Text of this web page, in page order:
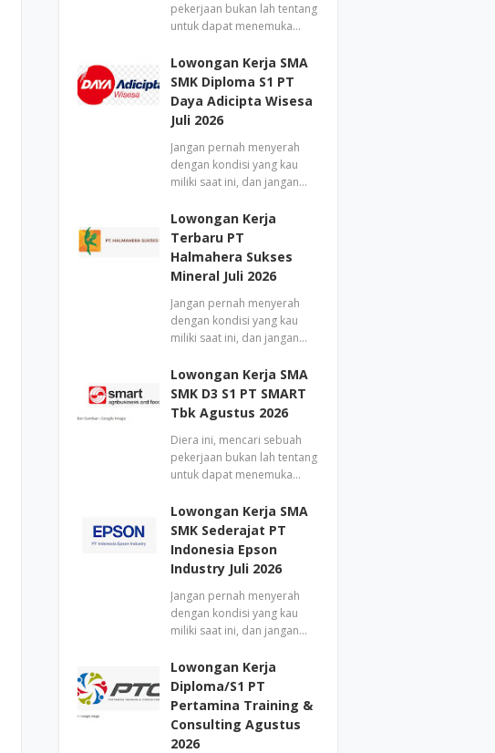
pekerjaan bukan lah tentang
untuk dapat menemuka…
Lowongan Kerja SMA
SMK Diploma S1 PT
Daya Adicipta Wisesa
Juli 2026
Jangan pernah menyerah
dengan kondisi yang kau
miliki saat ini, dan jangan…
Lowongan Kerja
Terbaru PT
Halmahera Sukses
Mineral Juli 2026
Jangan pernah menyerah
dengan kondisi yang kau
miliki saat ini, dan jangan…
Lowongan Kerja SMA
SMK D3 S1 PT SMART
Tbk Agustus 2026
Diera ini, mencari sebuah
pekerjaan bukan lah tentang
untuk dapat menemuka…
Lowongan Kerja SMA
SMK Sederajat PT
Indonesia Epson
Industry Juli 2026
Jangan pernah menyerah
dengan kondisi yang kau
miliki saat ini, dan jangan…
Lowongan Kerja
Diploma/S1 PT
Pertamina Training &
Consulting Agustus
2026